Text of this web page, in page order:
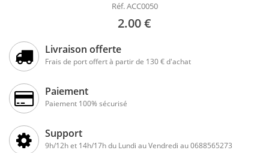
Réf. ACC0050
2.00 €
Livraison offerte
Frais de port offert à partir de 130 € d'achat
Paiement
Paiement 100% sécurisé
Support
9h/12h et 14h/17h du Lundi au Vendredi au 0688565273